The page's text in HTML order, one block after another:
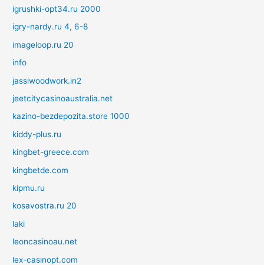
igrushki-opt34.ru 2000
igry-nardy.ru 4, 6-8
imageloop.ru 20
info
jassiwoodwork.in2
jeetcitycasinoaustralia.net
kazino-bezdepozita.store 1000
kiddy-plus.ru
kingbet-greece.com
kingbetde.com
kipmu.ru
kosavostra.ru 20
laki
leoncasinoau.net
lex-casinopt.com